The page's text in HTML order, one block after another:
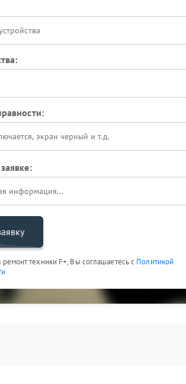
ремонт техники F+, Вы соглашаетесь с Политикой